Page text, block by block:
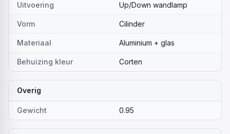
Uitvoering Up/Down wandlamp
Vorm Cilinder
Materiaal Aluminium + glas
Behuizing kleur Corten
Overig
Gewicht 0.95